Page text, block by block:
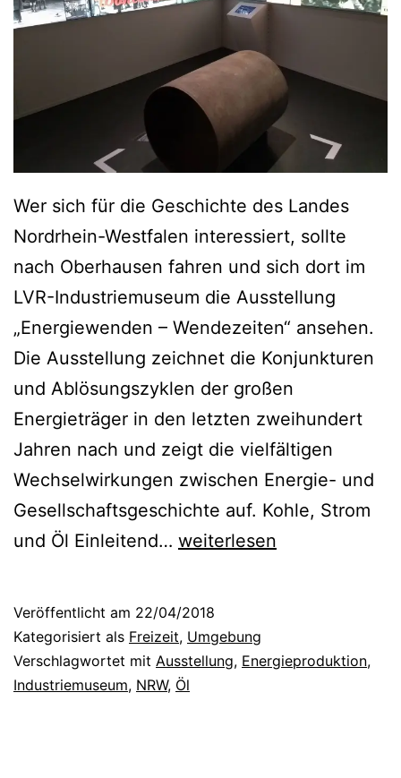
Wer sich für die Geschichte des Landes
Nordrhein-Westfalen interessiert, sollte
nach Oberhausen fahren und sich dort im
LVR-Industriemuseum die Ausstellung
„Energiewenden – Wendezeiten“ ansehen.
Die Ausstellung zeichnet die Konjunkturen
und Ablösungszyklen der großen
Energieträger in den letzten zweihundert
Jahren nach und zeigt die vielfältigen
Wechselwirkungen zwischen Energie- und
Gesellschaftsgeschichte auf. Kohle, Strom
und Öl Einleitend… E
e
b
e
weiterlesen
Veröffentlicht am 22/04/2018
Kategorisiert als Freizeit, Umgebung
Verschlagwortet mit Ausstellung, Energieproduktion,
Industriemuseum, NRW, Öl